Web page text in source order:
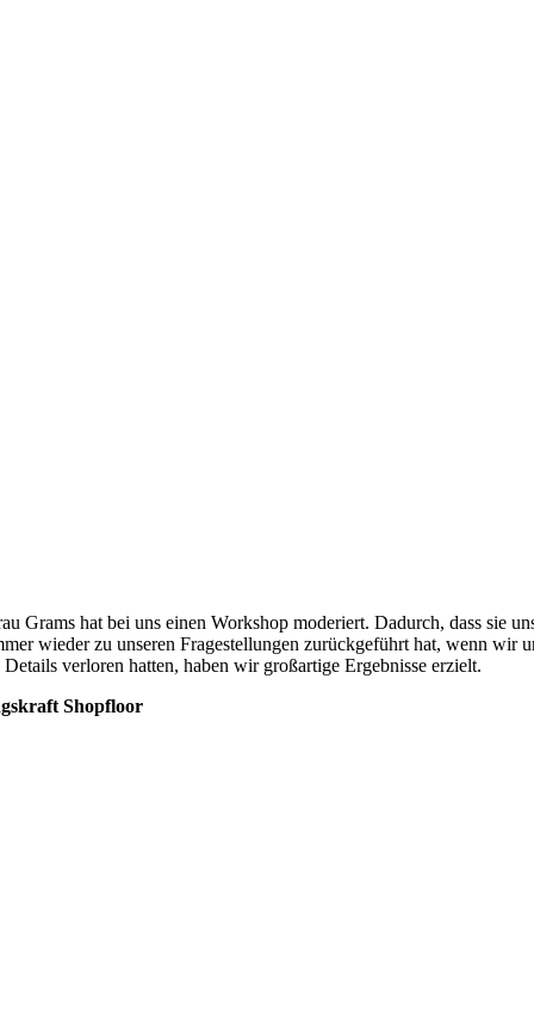
Grams hat bei uns einen Workshop moderiert. Dadurch, dass sie
wieder zu unseren Fragestellungen zurückgeführt hat, wenn wir
Details verloren hatten, haben wir großartige Ergebnisse erzielt.
Shopfloor